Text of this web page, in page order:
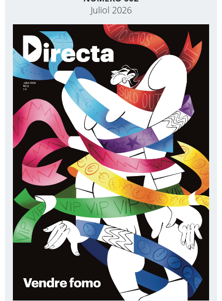
Juliol 2026